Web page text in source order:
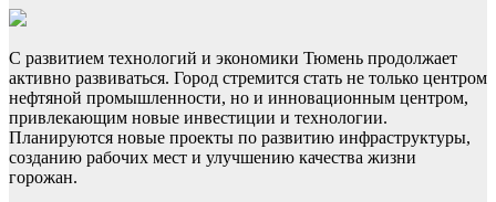
С развитием технологий и экономики Тюмень продолжает
активно развиваться. Город стремится стать не только центром
нефтяной промышленности, но и инновационным центром,
привлекающим новые инвестиции и технологии.
Планируются новые проекты по развитию инфраструктуры,
созданию рабочих мест и улучшению качества жизни
горожан.